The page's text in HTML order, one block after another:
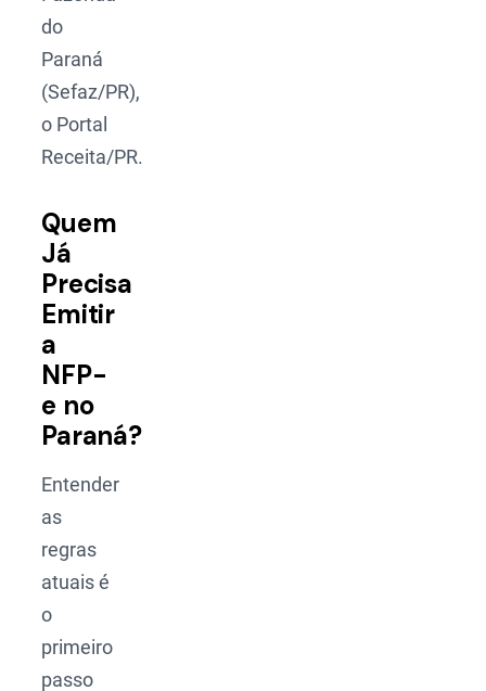
do
Paraná
(Sefaz/PR),
o Portal
Receita/PR.
Quem
Já
Precisa
Emitir
a
NFP-
e no
Paraná?
Entender
as
regras
atuais é
o
primeiro
passo